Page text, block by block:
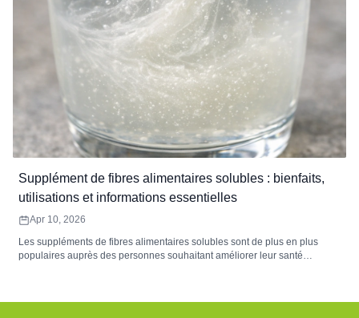
Supplément de fibres alimentaires solubles : bienfaits,
utilisations et informations essentielles
Apr 10, 2026
Les suppléments de fibres alimentaires solubles sont de plus en plus
populaires auprès des personnes souhaitant améliorer leur santé